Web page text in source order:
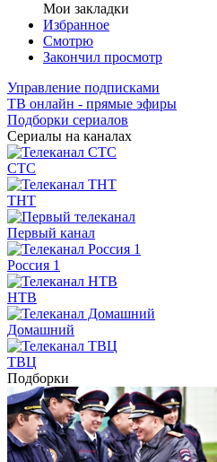
Мои закладки
Избранное
Смотрю
Закончил просмотр
Управление подписками
ТВ онлайн - прямые эфиры
Подборки сериалов
Сериалы на каналах
СТС
ТНТ
Первый канал
Россия 1
НТВ
Домашний
ТВЦ
Подборки